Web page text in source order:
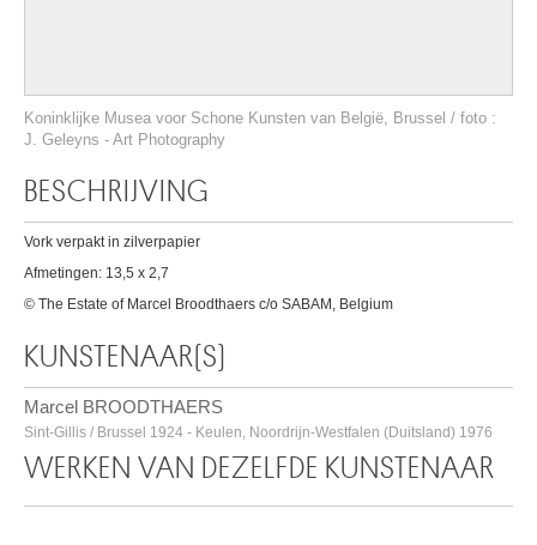
Koninklijke Musea voor Schone Kunsten van België, Brussel / foto :
J. Geleyns - Art Photography
BESCHRIJVING
Vork verpakt in zilverpapier
Afmetingen: 13,5 x 2,7
© The Estate of Marcel Broodthaers c/o SABAM, Belgium
KUNSTENAAR(S)
Marcel BROODTHAERS
Sint-Gillis / Brussel 1924 - Keulen, Noordrijn-Westfalen (Duitsland) 1976
WERKEN VAN DEZELFDE KUNSTENAAR